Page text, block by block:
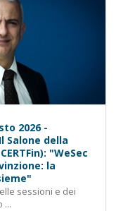
2026 -
Salone della
"WeSec
la
sessioni e dei
...